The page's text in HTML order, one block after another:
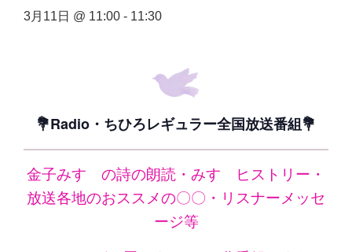
3月11日 @ 11:00 - 11:30
💐Radio・ちひろレギュラー全国放送番組💐
金子みすゞの詩の朗読・みすゞヒストリー・
放送各地のおススメの〇〇・リスナーメッセ
ージ等